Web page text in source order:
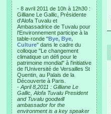
- 8 avril 2011 de 10h à 12h30 :
Gilliane Le Gallic, Présidente
d'Alofa Tuvalu et
Ambassadrice de Tuvalu pour
l'Environnement participe à la
table-ronde "Bye, Bye,
Culture" dans le cadre du
colloque "Le changement
climatique un défi pour le
patrimoine mondial" à l'initiative
de l'Université de Versailles St
Quentin, au Palais de la
Découverte à Paris.
- April 8,2011 : Gilliane Le
Gallic, Alofa Tuvalu President
and Tuvalu goodwill
ambassador for the
environment is a key speaker